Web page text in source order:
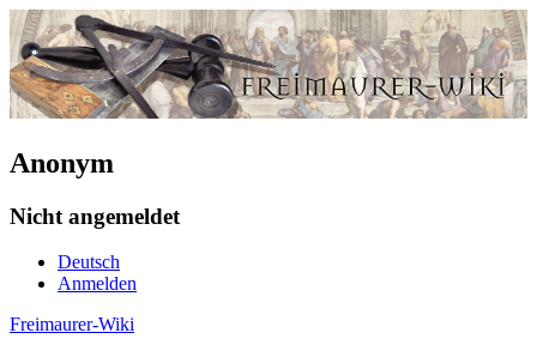
Anonym
Nicht angemeldet
Deutsch
Anmelden
Freimaurer-Wiki